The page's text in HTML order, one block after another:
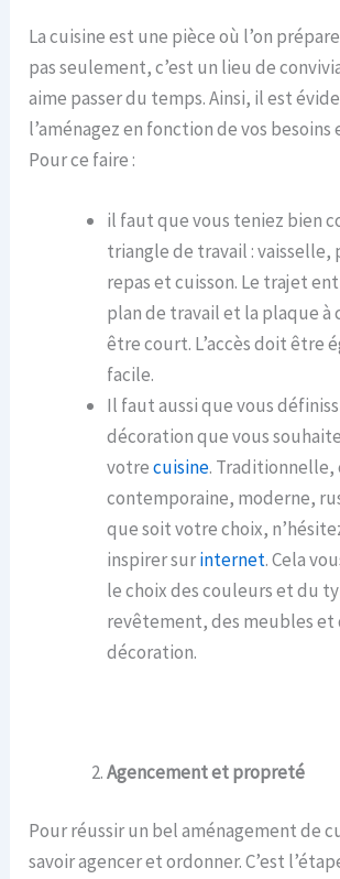
La cuisine est une pièce où l’on
pas seulement, c’est un lieu de
aime passer du temps. Ainsi, il est
l’aménagez en fonction de vos besoins
Pour ce faire :
il faut que vous teniez bien
triangle de travail : vaisselle,
repas et cuisson. Le trajet
plan de travail et la plaque à
être court. L’accès doit être
facile.
Il faut aussi que vous
décoration que vous
votrecuisine. Traditionnelle,
contemporaine, moderne,
que soit votre choix,
inspirer surinternet. Cela
le choix des couleurs et du
revêtement, des meubles et
décoration.
Agencement et propreté
Pour réussir un bel aménagement de
savoir agencer et ordonner. C’est